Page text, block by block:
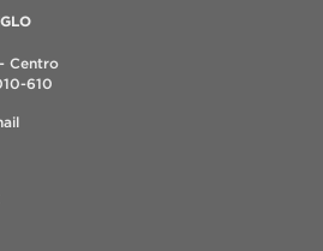
Centro
610